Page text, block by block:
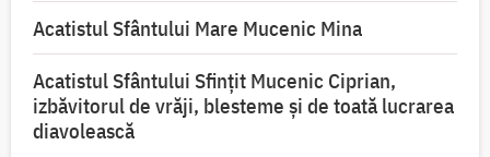
Acatistul Sfântului Mare Mucenic Mina
Acatistul Sfântului Sfințit Mucenic Ciprian,
izbăvitorul de vrăji, blesteme și de toată lucrarea
diavolească